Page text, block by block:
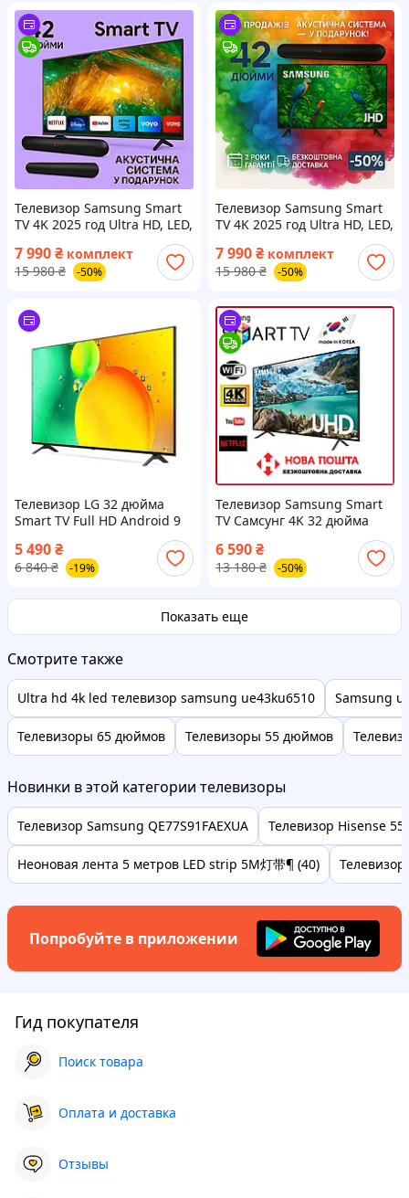
Телевизор Samsung Smart
TV 4K 2025 год Ultra HD, LЕD,
Сборка Корея Самсунг
Андроид 15
7 990₴ комплект
15 980 ₴ -50%
Телевизор Samsung Smart
TV 4K 2025 год Ultra HD, LЕD,
Сборка Корея Самсунг
Андроид 15
7 990₴ комплект
15 980 ₴ -50%
Телевизор LG 32 дюйма
Smart TV Full HD Android 9
5 490₴
6 840 ₴ -19%
Телевизор Samsung Smart
TV Самсунг 4K 32 дюйма
Android 13.0 Смарт ТВ
Гарантия
6 590₴
13 180 ₴ -50%
Показать еще
Смотрите также
Ultra hd 4k led телевизор samsung ue43ku6510 Samsung
Телевизоры 65 дюймов Телевизоры 55 дюймов
Новинки в этой категории телевизоры
Телевизор Samsung QE77S91FAEXUA Телевизор Hisense
Неоновая лента 5 метров LED strip 5M灯带¶ (40)
Попробуйте в приложении
Гид покупателя
Поиск товара
Оплата и доставка
Отзывы